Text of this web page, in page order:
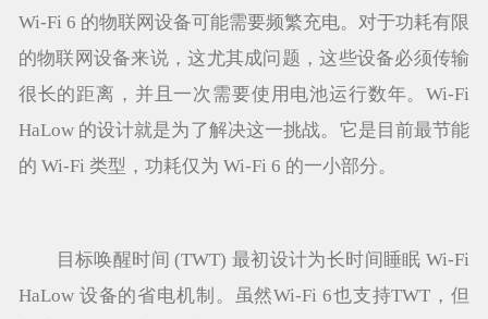
Wi-Fi 6 的物联网设备可能需要频繁充电。对于功耗有限
的物联网设备来说，这尤其成问题，这些设备必须传输
很长的距离，并且一次需要使用电池运行数年。Wi-Fi
HaLow 的设计就是为了解决这一挑战。它是目前最节能
的 Wi-Fi 类型，功耗仅为 Wi-Fi 6 的一小部分。
目标唤醒时间 (TWT) 最初设计为长时间睡眠 Wi-Fi
HaLow 设备的省电机制。虽然Wi-Fi 6也支持TWT，但